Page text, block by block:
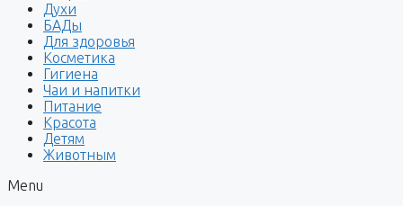
Духи
БАДы
Для здоровья
Косметика
Гигиена
Чаи и напитки
Питание
Красота
Детям
Животным
Menu